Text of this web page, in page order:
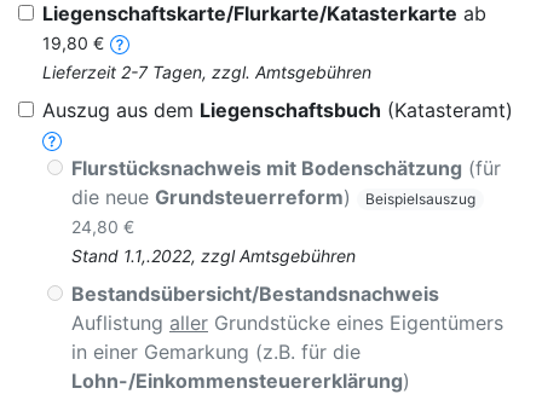
Liegenschaftskarte/Flurkarte/Katasterkarte ab
19,80 €
Lieferzeit 2-7 Tagen, zzgl. Amtsgebühren
Auszug aus dem Liegenschaftsbuch (Katasteramt)
Flurstücksnachweis mit Bodenschätzung (für
die neue Grundsteuerreform) Beispielsauszug
24,80 €
Stand 1.1,.2022, zzgl Amtsgebühren
Bestandsübersicht/Bestandsnachweis
Auflistung aller Grundstücke eines Eigentümers
in einer Gemarkung (z.B. für die
Lohn-/Einkommensteuererklärung)